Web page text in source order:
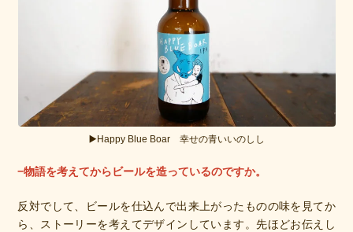
▶️Happy Blue Boar 幸せの青いいのしし
−物語を考えてからビールを造っているのですか。
反対でして、ビールを仕込んで出来上がったものの味を見てか
ら、ストーリーを考えてデザインしています。先ほどお伝えし